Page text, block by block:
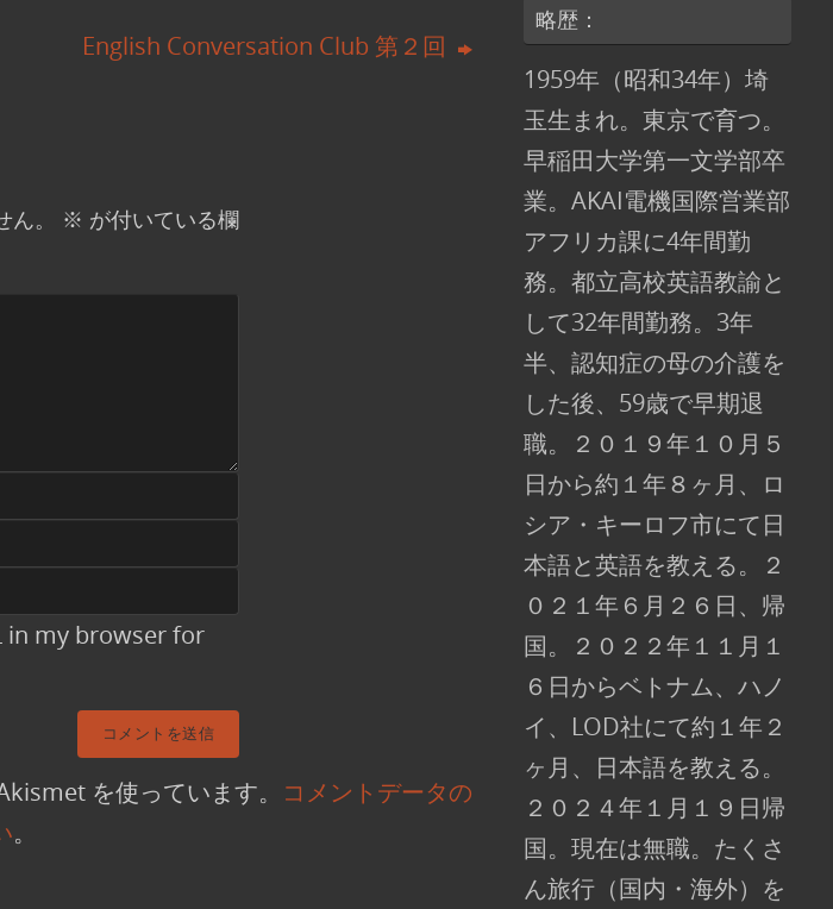
English Conversation Club 第２回
。 ※ が付いている欄
in my browser for
を使っています。 コメントデータの
。
略歴：
1959年（昭和34年）埼
玉生まれ。東京で育つ。
早稲田大学第一文学部卒
業。AKAI電機国際営業部
アフリカ課に4年間勤
務。都立高校英語教諭と
して32年間勤務。3年
半、認知症の母の介護を
した後、59歳で早期退
職。２０１９年１０月５
日から約１年８ヶ月、ロ
シア・キーロフ市にて日
本語と英語を教える。２
０２１年６月２６日、帰
国。２０２２年１１月１
６日からベトナム、ハノ
イ、LOD社にて約１年２
ヶ月、日本語を教える。
２０２４年１月１９日帰
国。現在は無職。たくさ
ん旅行（国内・海外）を